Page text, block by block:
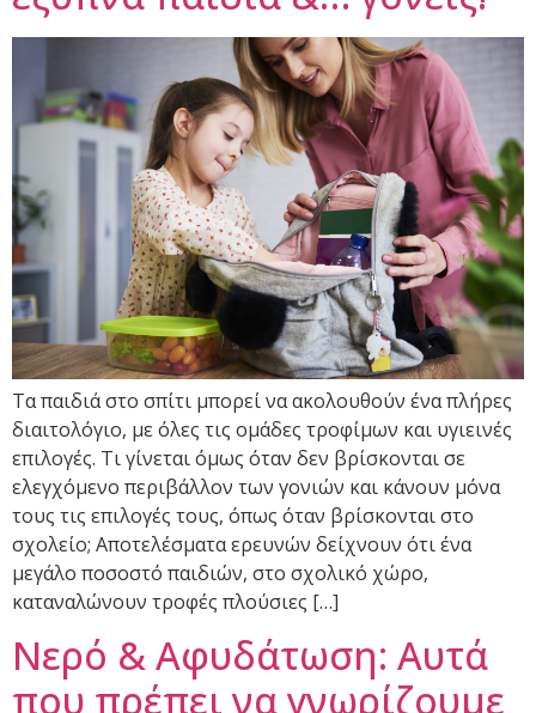
Τα παιδιά στο σπίτι μπορεί να ακολουθούν ένα πλήρες
διαιτολόγιο, με όλες τις ομάδες τροφίμων και υγιεινές
επιλογές. Τι γίνεται όμως όταν δεν βρίσκονται σε
ελεγχόμενο περιβάλλον των γονιών και κάνουν μόνα
τους τις επιλογές τους, όπως όταν βρίσκονται στο
σχολείο; Αποτελέσματα ερευνών δείχνουν ότι ένα
μεγάλο ποσοστό παιδιών, στο σχολικό χώρο,
καταναλώνουν τροφές πλούσιες […]
Νερό & Αφυδάτωση: Αυτά
που πρέπει να γνωρίζουμε